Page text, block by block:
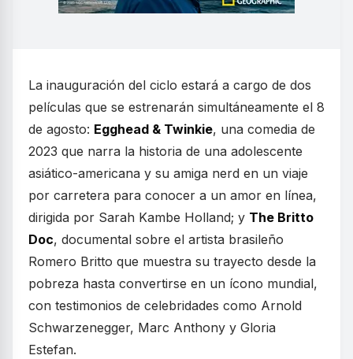
La inauguración del ciclo estará a cargo de dos
películas que se estrenarán simultáneamente el 8
de agosto: Egghead & Twinkie, una comedia de
2023 que narra la historia de una adolescente
asiático-americana y su amiga nerd en un viaje
por carretera para conocer a un amor en línea,
dirigida por Sarah Kambe Holland; y The Britto
Doc, documental sobre el artista brasileño
Romero Britto que muestra su trayecto desde la
pobreza hasta convertirse en un ícono mundial,
con testimonios de celebridades como Arnold
Schwarzenegger, Marc Anthony y Gloria
Estefan.